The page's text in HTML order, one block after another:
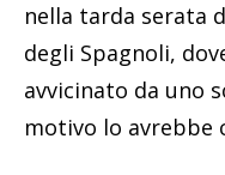
nella tarda serata
degli Spagnoli,
avvicinato da uno
motivo lo avrebbe